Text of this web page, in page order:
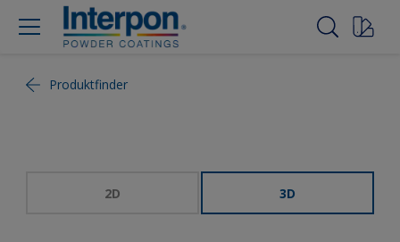
Produktfinder
2D 3D